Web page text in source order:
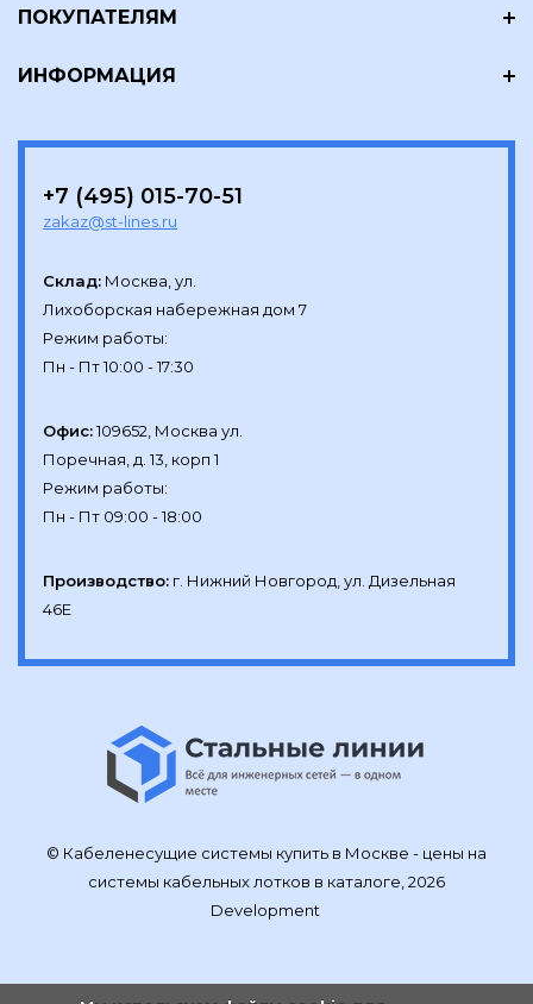
ПОКУПАТЕЛЯМ
ИНФОРМАЦИЯ
+7 (495) 015-70-51
zakaz@st-lines.ru
Склад: Москва, ул.
Лихоборская набережная дом 7
Режим работы:
Офис:109652, Москва ул.
Поречная, д. 13, корп 1
Режим работы:
Производство: г. Нижний Новгород, ул. Дизельная
46Е
© Кабеленесущие системы купить в Москве - цены на
системы кабельных лотков в каталоге, 2026
Development